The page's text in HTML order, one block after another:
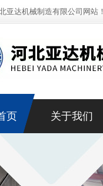
亚达机械制造有限公司网站！
页 关于我们